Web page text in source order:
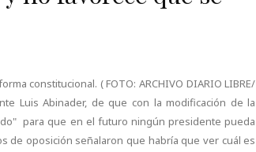
constitucional. ( FOTO: ARCHIVO DIARIO LIBRE/
Luis Abinader, de que con la modificación de la
para que en el futuro ningún presidente pueda
de oposición señalaron que habría que ver cuál es